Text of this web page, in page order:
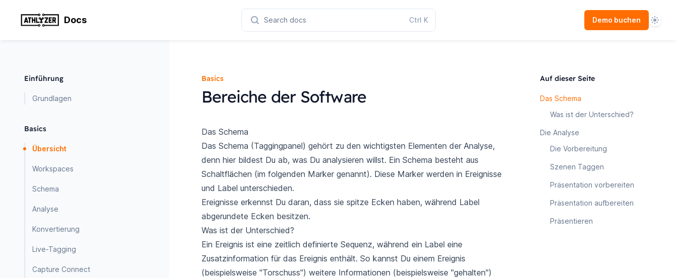
Docs Search docs Ctrl K Demo buchen Theme
Einführung
Grundlagen
Basics
Übersicht
Workspaces
Schema
Analyse
Konvertierung
Live-Tagging
Capture Connect
Basics
Bereiche der Software
Das Schema
Das Schema (Taggingpanel) gehört zu den wichtigsten Elementen der Analyse,
denn hier bildest Du ab, was Du analysieren willst. Ein Schema besteht aus
Schaltflächen (im folgenden Marker genannt). Diese Marker werden in Ereignisse
und Label unterschieden.
Ereignisse erkennst Du daran, dass sie spitze Ecken haben, während Label
abgerundete Ecken besitzen.
Was ist der Unterschied?
Ein Ereignis ist eine zeitlich definierte Sequenz, während ein Label eine
Zusatzinformation für das Ereignis enthält. So kannst Du einem Ereignis
(beispielsweise "Torschuss") weitere Informationen (beispielsweise "gehalten")
Auf dieser Seite
Das Schema
Was ist der Unterschied?
Die Analyse
Die Vorbereitung
Szenen Taggen
Präsentation vorbereiten
Präsentation aufbereiten
Präsentieren